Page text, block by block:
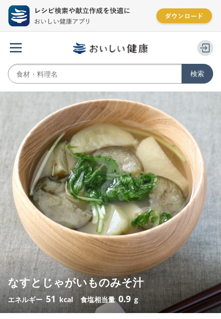
なすとじゃがいものみそ汁
エネルギー51 kcal 食塩相当量0.9 g